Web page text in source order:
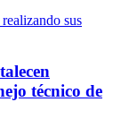
técnico de